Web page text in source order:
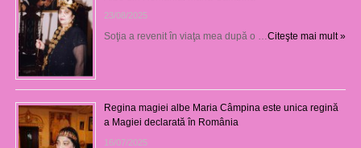
23/08/2025
Soţia a revenit în viaţa mea după o … Citeşte mai mult »
Regina magiei albe Maria Câmpina este unica regină
a Magiei declarată în România
16/07/2025